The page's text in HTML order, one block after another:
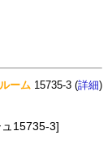
ーム 15735-3 (詳細)
15735-3]